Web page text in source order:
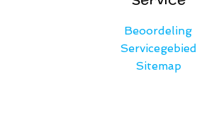
Beoordeling
Servicegebied
Sitemap